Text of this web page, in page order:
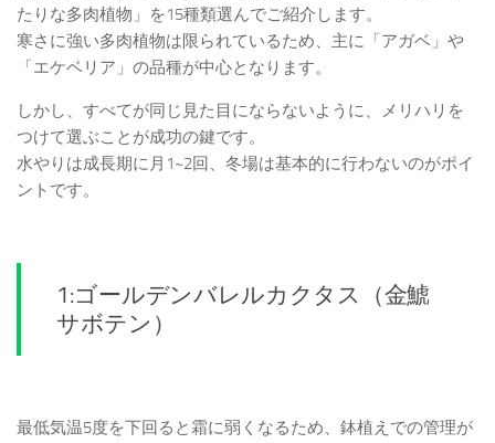
たりな多肉植物」を15種類選んでご紹介します。
寒さに強い多肉植物は限られているため、主に「アガベ」や
「エケベリア」の品種が中心となります。
しかし、すべてが同じ見た目にならないように、メリハリを
つけて選ぶことが成功の鍵です。
水やりは成長期に月1~2回、冬場は基本的に行わないのがポイ
ントです。
1:ゴールデンバレルカクタス（金鯱
サボテン）
最低気温5度を下回ると霜に弱くなるため、鉢植えでの管理が